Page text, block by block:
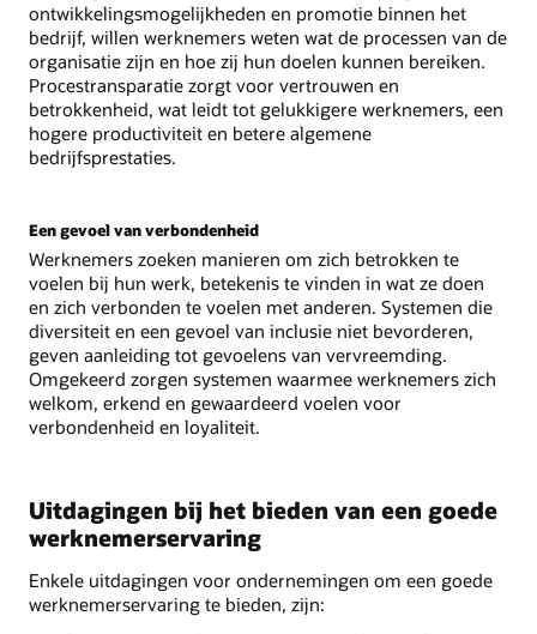
ontwikkelingsmogelijkheden en promotie binnen het
bedrijf, willen werknemers weten wat de processen van de
organisatie zijn en hoe zij hun doelen kunnen bereiken.
Procestransparatie zorgt voor vertrouwen en
betrokkenheid, wat leidt tot gelukkigere werknemers, een
hogere productiviteit en betere algemene
bedrijfsprestaties.
Een gevoel van verbondenheid
Werknemers zoeken manieren om zich betrokken te
voelen bij hun werk, betekenis te vinden in wat ze doen
en zich verbonden te voelen met anderen. Systemen die
diversiteit en een gevoel van inclusie niet bevorderen,
geven aanleiding tot gevoelens van vervreemding.
Omgekeerd zorgen systemen waarmee werknemers zich
welkom, erkend en gewaardeerd voelen voor
verbondenheid en loyaliteit.
Uitdagingen bij het bieden van een goede
werknemerservaring
Enkele uitdagingen voor ondernemingen om een goede
werknemerservaring te bieden, zijn: